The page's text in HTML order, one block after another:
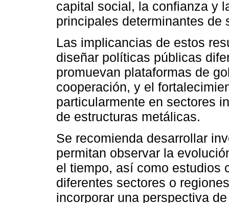
capital social, la confianza y
principales determinantes de
Las implicancias de estos
diseñar políticas públicas
promuevan plataformas de
cooperación, y el
particularmente en sectores
de estructuras metálicas.
Se recomienda desarrollar
permitan observar la
el tiempo, así como estudios
diferentes sectores o
incorporar una perspectiva